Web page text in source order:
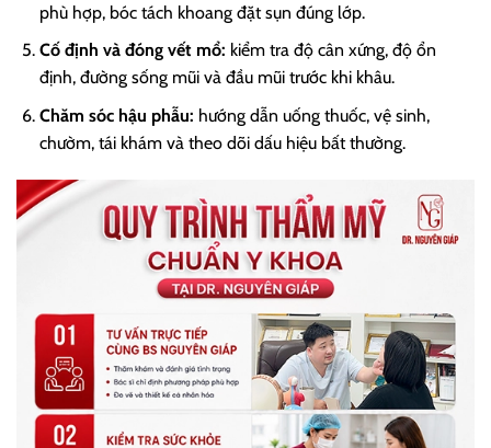
phù hợp, bóc tách khoang đặt sụn đúng lớp.
Cố định và đóng vết mổ: kiểm tra độ cân xứng, độ ổn
định, đường sống mũi và đầu mũi trước khi khâu.
Chăm sóc hậu phẫu: hướng dẫn uống thuốc, vệ sinh,
chườm, tái khám và theo dõi dấu hiệu bất thường.